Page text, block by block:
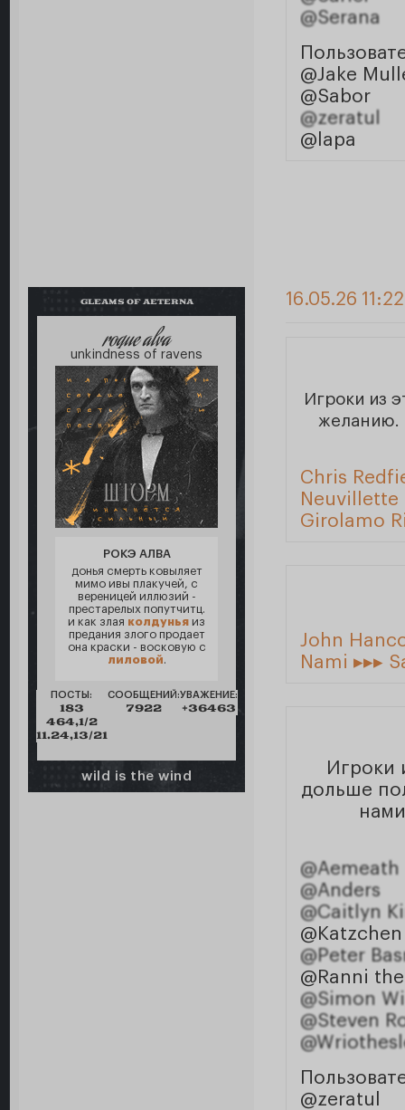
@Serana
@Jake
@Sabor
@zeratul
@lapa
GLEAMS OF AETERNA
roque alva
unkindness of ravens
РОКЭ АЛВА
донья смерть ковыляет
мимо ивы плакучей, с
вереницей иллюзий -
престарелых попутчитц.
и как злая колдунья из
предания злого продает
она краски - восковую с
лиловой
ПОСТЫ:
183
464,1/2
11.24,13/21
СООБЩЕНИЙ:
7922
УВАЖЕНИЕ:
+36463
wild is the wind
16.05.26
Игроки из
желанию.
Chris
Neuvillette
Girolamo
John
Nami ▸▸▸
Игроки
дольше
@Aemeath
@Anders
@Caitlyn
@Katzchen
@Peter
@Ranni
@Simon
@Steven
@zeratul